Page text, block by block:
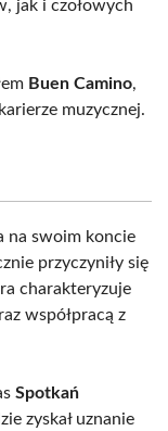
jak i czołowych
Buen Camino,
muzycznej.
na swoim koncie
przyczyniły się
charakteryzuje
współpracą z
Spotkań
zyskał uznanie